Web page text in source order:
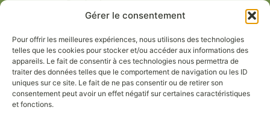
Gérer le consentement
Pour offrir les meilleures expériences, nous utilisons des technologies
telles que les cookies pour stocker et/ou accéder aux informations des
appareils. Le fait de consentir à ces technologies nous permettra de
traiter des données telles que le comportement de navigation ou les ID
uniques sur ce site. Le fait de ne pas consentir ou de retirer son
consentement peut avoir un effet négatif sur certaines caractéristiques
et fonctions.
Plan pluriannuel de travaux (PPT)
Assistance à maîtrise d’ouvrage (AMO)
Réalisations
Qui sommes nous ?